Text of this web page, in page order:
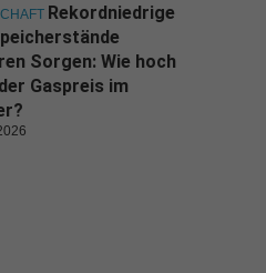
Rekordniedrige
Sorgen: Wie hoch
Gaspreis im